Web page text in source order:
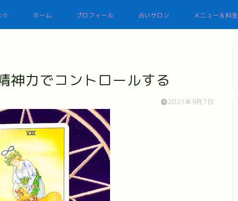
☆ ホーム プロフィール 占いサロン メニュー＆料金
神力でコントロールする
2021年9月7日